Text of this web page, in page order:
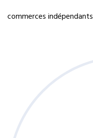
commerces indépendants